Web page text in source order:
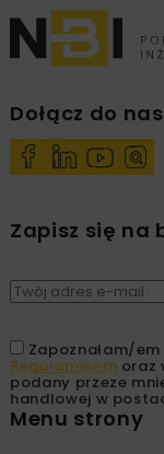
Dołącz do
Zapisz się na
Zapoznałam/em
Regulaminem oraz
podany przeze
handlowej w
Menu strony